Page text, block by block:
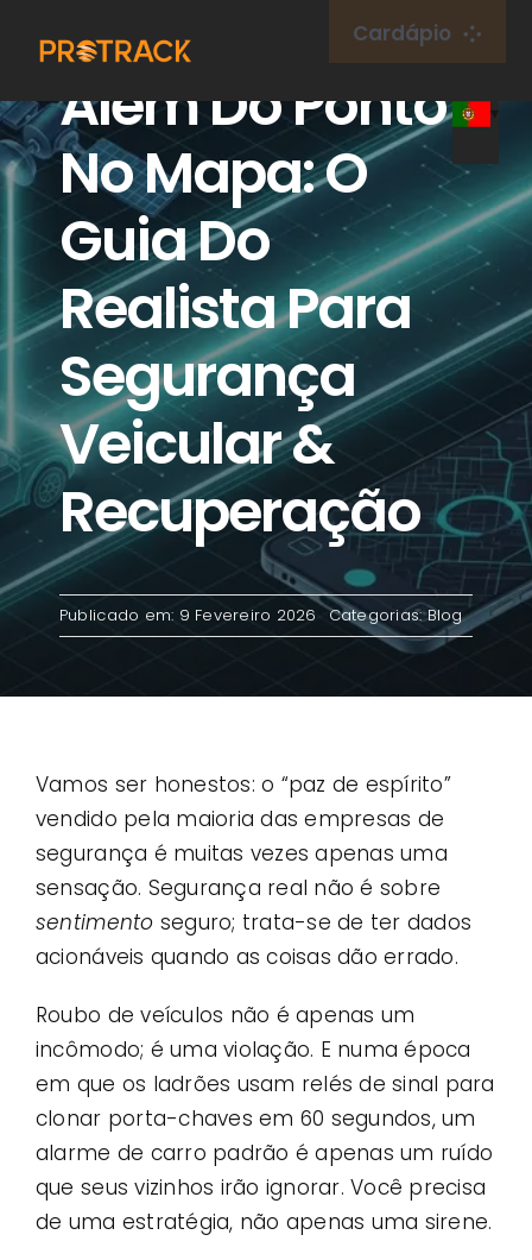
para
conteúdo
Cardápio
Lar
Rastreador GPS
Plataforma GPS
Cartão IoT
cobertura
Sobre nós
Contato
Além Do Ponto
No Mapa: O
Guia Do
Realista Para
Segurança
Veicular &
Recuperação
Publicado em: 9 Fevereiro 2026 Categorias:Blog
Vamos ser honestos: o “paz de espírito”
vendido pela maioria das empresas de
segurança é muitas vezes apenas uma
sensação. Segurança real não é sobre
sentimento seguro; trata-se de ter dados
acionáveis ​​quando as coisas dão errado.
Roubo de veículos não é apenas um
incômodo; é uma violação. E numa época
em que os ladrões usam relés de sinal para
clonar porta-chaves em 60 segundos, um
alarme de carro padrão é apenas um ruído
que seus vizinhos irão ignorar. Você precisa
de uma estratégia, não apenas uma sirene.